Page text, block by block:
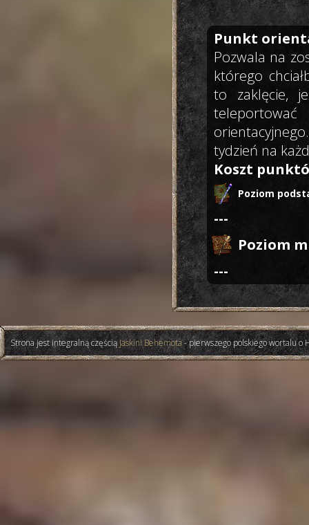
Punkt
Pozwala na
którego
to zaklęcie,
tydzień na
Koszt
Poziom
---
Poziom
---
Strona jest integralną częściąJaskini Behemota- pierwszego polskiego wortalu o